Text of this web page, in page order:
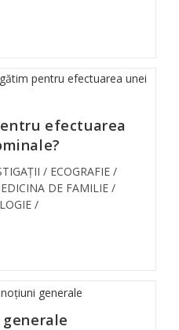
efectuarea
/ ECOGRAFIE /
DE FAMILIE /
/